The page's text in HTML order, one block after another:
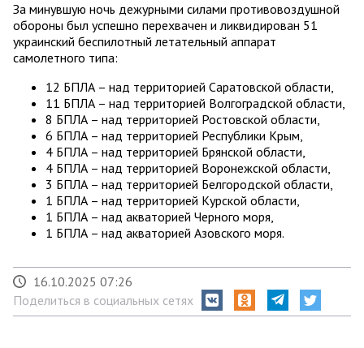
За минувшую ночь дежурными силами противовоздушной
обороны был успешно перехвачен и ликвидирован 51
украинский беспилотный летательный аппарат
самолетного типа:
12 БПЛА – над территорией Саратовской области,
11 БПЛА – над территорией Волгоградской области,
8 БПЛА – над территорией Ростовской области,
6 БПЛА – над территорией Республики Крым,
4 БПЛА – над территорией Брянской области,
4 БПЛА – над территорией Воронежской области,
3 БПЛА – над территорией Белгородской области,
1 БПЛА – над территорией Курской области,
1 БПЛА – над акваторией Черного моря,
1 БПЛА – над акваторией Азовского моря.
16.10.2025 07:26
Поделиться в социальных сетях